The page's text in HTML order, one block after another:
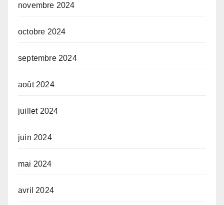
novembre 2024
octobre 2024
septembre 2024
août 2024
juillet 2024
juin 2024
mai 2024
avril 2024